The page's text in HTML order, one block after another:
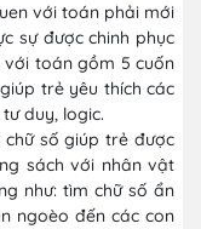
với toán phải mới
sự được chinh phục
với toán gồm 5 cuốn
trẻ yêu thích các
duy, logic.
chữ số giúp trẻ được
sách với nhân vật
như: tìm chữ số ẩn
ngoèo đến các con